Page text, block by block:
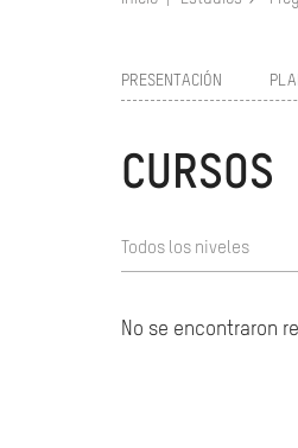
PRESENTACIÓN
CURSOS
Todos los niveles
No se encontraron